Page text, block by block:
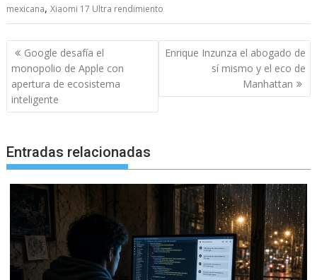
mexicana,Xiaomi 17 Ultra rendimiento
Navegación
de
entradas
Google desafía el
monopolio de Apple con
apertura de ecosistema
inteligente
Enrique Inzunza el abogado de
sí mismo y el eco de
Manhattan
Entradas relacionadas